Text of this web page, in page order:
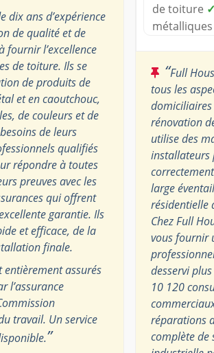
dix ans d’expérience
de qualité et de
fournir l’excellence
de toiture. Ils se
de produits de
et en caoutchouc,
de couleurs et de
de leurs
qualifiés
répondre à toutes
preuves avec les
qui offrent
garantie. Ils
et efficace, de la
finale.
entièrement assurés
l’assurance
travail. Un service
”
de toiture ✓
métalliques
“Full
tous les
domiciliaires
rénovation
utilise des
installateurs
large
résidentielle
Chez Full
vous fournir
desservi
10 120
réparations
complète de